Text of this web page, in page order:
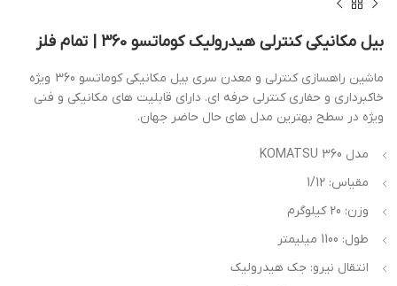
بیل مکانیکی کنترلی هیدرولیک کوماتسو 360 | تمام فلز
ماشین راهسازی کنترلی و معدن سری بیل مکانیکی کوماتسو 360 ویژه
خاکبرداری و حفاری کنترلی حرفه ای. دارای قابلیت های مکانیکی و فنی
ویژه در سطح بهترین مدل های حال حاضر جهان.
مدل KOMATSU 360
مقیاس: 1/12
وزن: 20 کیلوگرم
طول: 1100 میلیمتر
انتقال نیرو: جک هیدرولیک